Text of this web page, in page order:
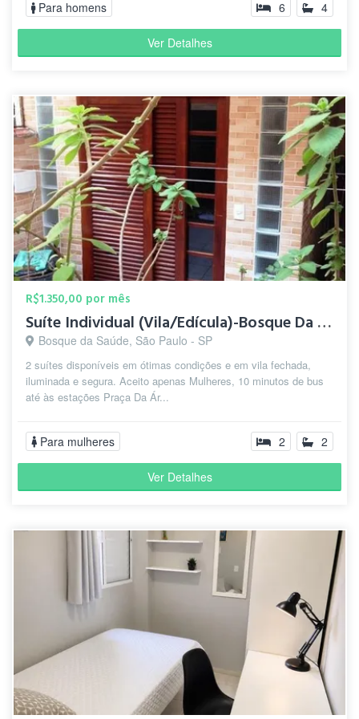
Para homens 6 4
Ver Detalhes
R$1.350,00 por mês
Suíte Individual (Vila/Edícula)-Bosque Da Saúde-5 min.Metrô
Bosque da Saúde, São Paulo - SP
2 suítes disponíveis em ótimas condições e em vila fechada,
iluminada e segura. Aceito apenas Mulheres, 10 minutos de bus
até às estações Praça Da Ár...
Para mulheres 2 2
Ver Detalhes